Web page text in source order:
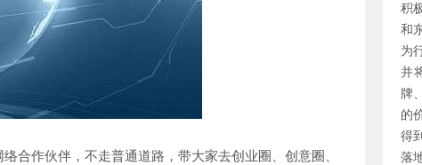
合作伙伴，不走普通道路，带大家去创业圈、创意圈、
积
和
为
并
牌
的
得
落